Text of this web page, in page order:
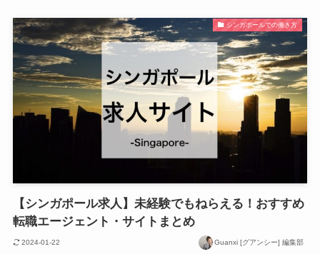
シンガポールでの働き方
【シンガポール求人】未経験でもねらえる！おすすめ
転職エージェント・サイトまとめ
2024-01-22 Guanxi [グアンシー] 編集部